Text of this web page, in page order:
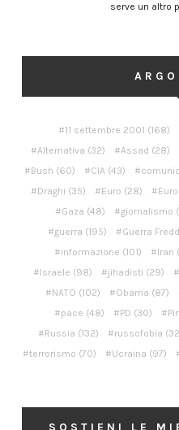
serve un altro
11 settembre 2001 (168)
Alternativa (32) Assad (28)
Bush (60) CIA(43)
Draghi (35) Euro (28)
Gaza (48) giornalismo
guerra (195) Guerra
informazione (101) Iran
Israele (98) jihadisti (29)
NATO (102) Obama (87)
pace (48) PD (30)
Russia (132) russofobia
terrorismo (70) Ucraina (97)
SOSTIENI LE